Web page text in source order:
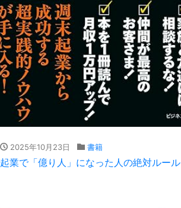
2025年10月23日 書籍
起業で「億り人」になった人の絶対ルール